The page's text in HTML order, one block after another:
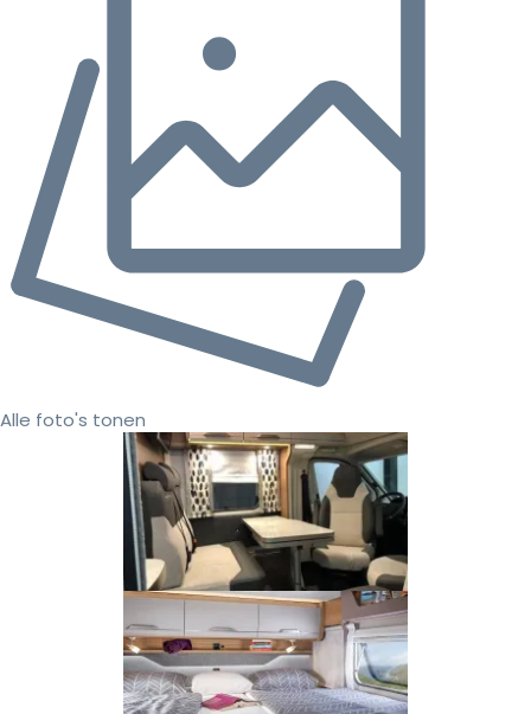
Alle foto's tonen